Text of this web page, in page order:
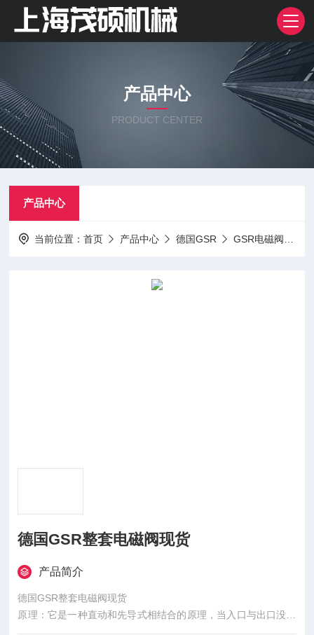
产品中心
PRODUCT CENTER
产品中心
当前位置：首页 产品中心 德国GSR GSR电磁阀
德国GSR整套电磁阀现货
产品简介
德国GSR整套电磁阀现货
原理：它是一种直动和先导式相结合的原理，当入口与出口没有
压差时，通电后，电磁力直接把先导小阀和主阀关闭件依次向上